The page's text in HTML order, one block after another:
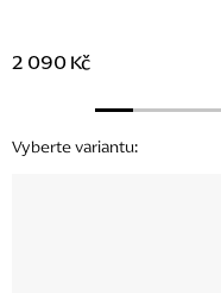
2 090 Kč